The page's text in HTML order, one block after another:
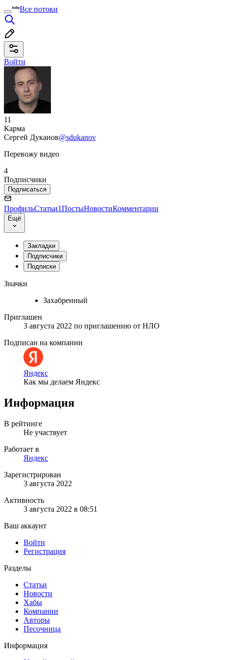
Все потоки
Войти
11
Карма
Сергей Дуканов@sdukanov
Перевожу видео
4
Подписчики
Подписаться
ПрофильСтатьи1ПостыНовостиКомментарии
Ещё
Закладки
Подписчики
Подписки
Значки
Захабренный
Приглашен
3 августа 2022 по приглашению от НЛО
Подписан на компании
Яндекс
Как мы делаем Яндекс
Информация
В рейтинге
Не участвует
Работает в
Яндекс
Зарегистрирован
3 августа 2022
Активность
3 августа 2022 в 08:51
Ваш аккаунт
Войти
Регистрация
Разделы
Статьи
Новости
Хабы
Компании
Авторы
Песочница
Информация